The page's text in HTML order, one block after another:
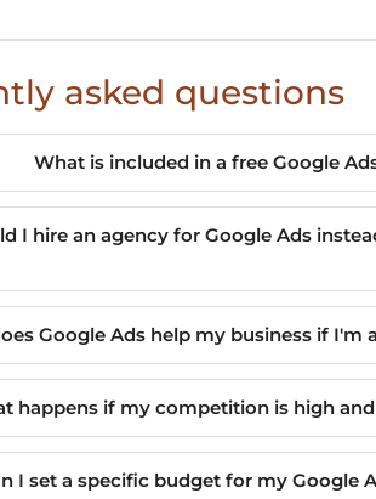
asked questions
What is included in a free Google
I hire an agency for Google Ads
Google Ads help my business if I'm
happens if my competition is high and
I set a specific budget for my Google